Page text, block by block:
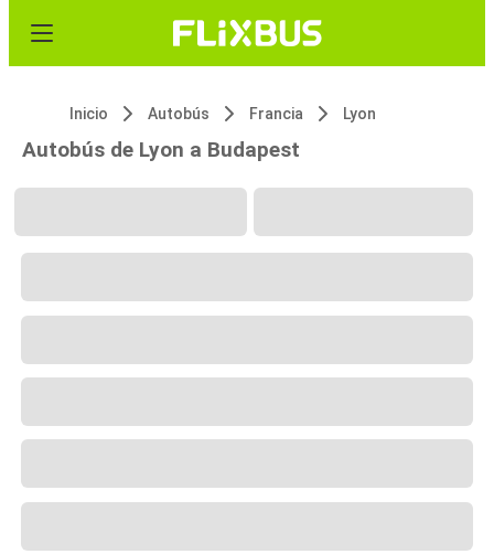
Inicio Autobús Francia Lyon
Autobús de Lyon a Budapest